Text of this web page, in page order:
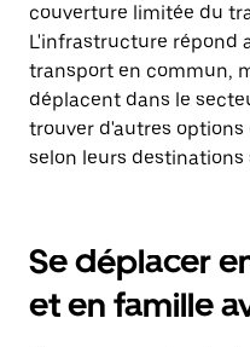
couverture limitée du
L'infrastructure répond
transport en commun,
déplacent dans le
trouver d'autres
selon leurs destinations
Se déplacer
et en famille